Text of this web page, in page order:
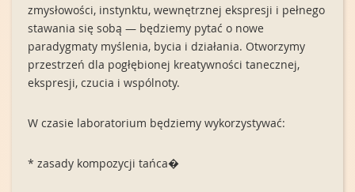
zmysłowości, instynktu, wewnętrznej ekspresji i pełnego
stawania się sobą — będziemy pytać o nowe
paradygmaty myślenia, bycia i działania. Otworzymy
przestrzeń dla pogłębionej kreatywności tanecznej,
ekspresji, czucia i wspólnoty.
W czasie laboratorium będziemy wykorzystywać:
* zasady kompozycji tańca�